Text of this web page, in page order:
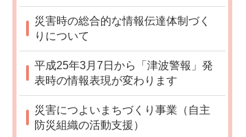
災害時の総合的な情報伝達体制づく
りについて
平成25年3月7日から「津波警報」発
表時の情報表現が変わります
災害につよいまちづくり事業（自主
防災組織の活動支援）